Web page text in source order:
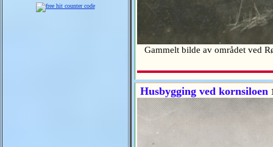
Gammelt bilde av området ved
Husbygging ved kornsiloen